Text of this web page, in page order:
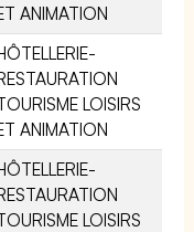
ANIMATION
LOISIRS
ANIMATION
LOISIRS